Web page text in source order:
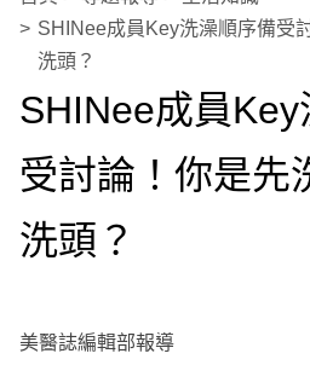
SHINee成員Key洗澡順序備受
洗頭？
SHINee成員
受討論！你是先
洗頭？
美醫誌編輯部報導